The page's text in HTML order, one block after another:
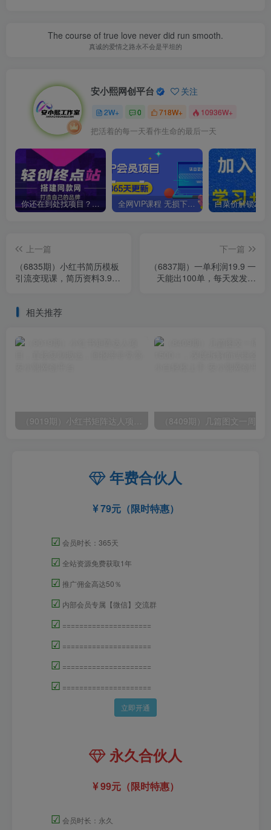
The course of true love never did run smooth.
真诚的爱情之路永不会是平坦的
安小熙网创平台 关注
2W+ 0 718W+ 10936W+
把活着的每一天看作生命的最后一天
你还在到处找项目？还在当韭菜？我靠卖项目一个月收入5万+，曾经我也是个失败者。 全网VIP课程 无损下载~
上一篇
（6835期）小红书简历模板
引流变现课，简历资料3.9一
下一篇
（6837期）一单利润19.9 一
天能出100单，每天发发图
相关推荐
年费合伙人
79元（限时特惠）
☑ 会员时长：365天
☑ 全站资源免费获取1年
☑ 推广佣金高达50％
☑ 内部会员专属【微信】交流群
☑ =====================
☑ =====================
☑ =====================
☑ =====================
立即开通
永久合伙人
99元（限时特惠）
☑ 会员时长：永久